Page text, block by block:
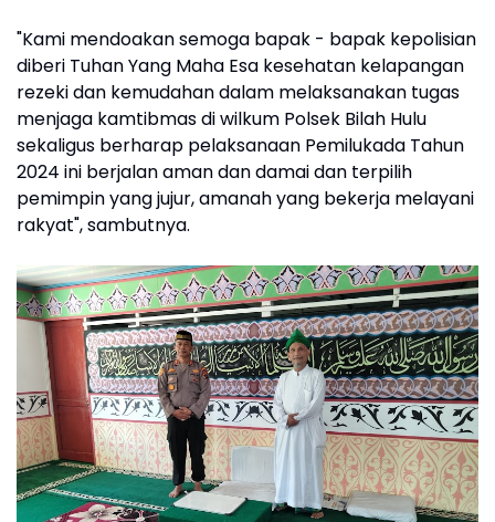
"Kami mendoakan semoga bapak - bapak kepolisian
diberi Tuhan Yang Maha Esa kesehatan kelapangan
rezeki dan kemudahan dalam melaksanakan tugas
menjaga kamtibmas di wilkum Polsek Bilah Hulu
sekaligus berharap pelaksanaan Pemilukada Tahun
2024 ini berjalan aman dan damai dan terpilih
pemimpin yang jujur, amanah yang bekerja melayani
rakyat", sambutnya.